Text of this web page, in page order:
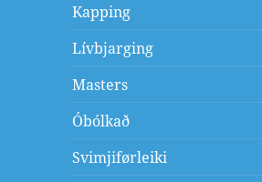
Kapping
Lívbjarging
Masters
Óbólkað
Svimjiførleiki